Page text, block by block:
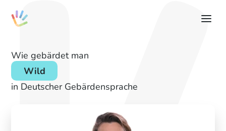
Wie gebärdet man
Wild
in Deutscher Gebärdensprache